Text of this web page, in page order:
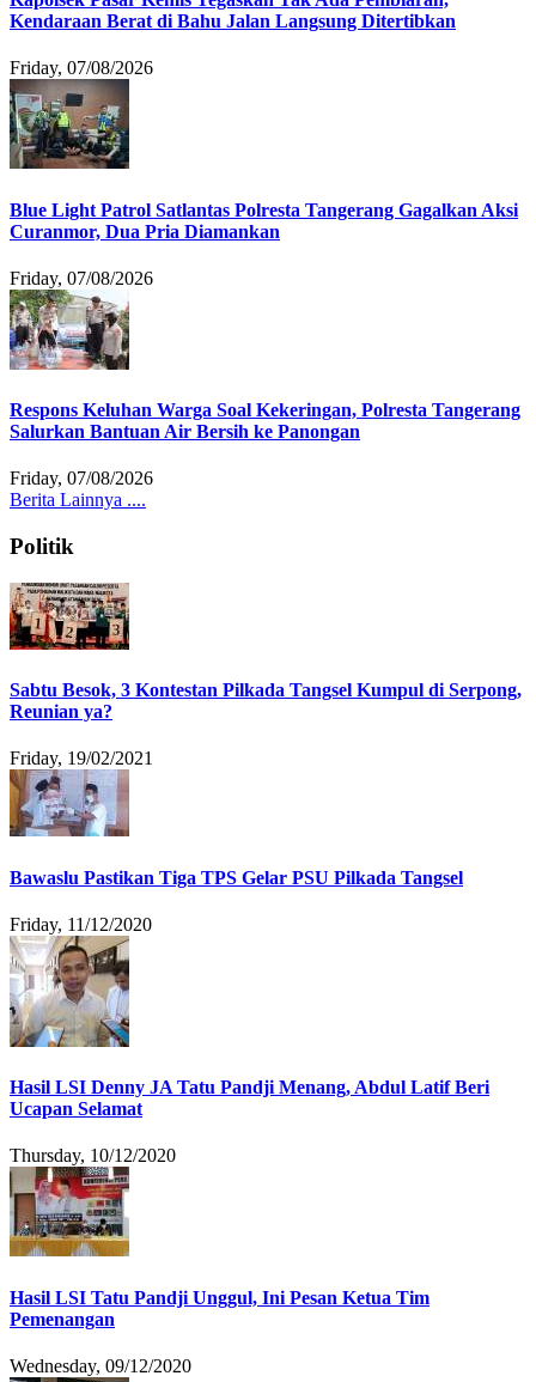
Kendaraan Berat di Bahu Jalan Langsung Ditertibkan
Friday, 07/08/2026
Blue Light Patrol Satlantas Polresta Tangerang Gagalkan Aksi
Curanmor, Dua Pria Diamankan
Friday, 07/08/2026
Respons Keluhan Warga Soal Kekeringan, Polresta Tangerang
Salurkan Bantuan Air Bersih ke Panongan
Friday, 07/08/2026
Berita Lainnya ....
Politik
Sabtu Besok, 3 Kontestan Pilkada Tangsel Kumpul di Serpong,
Reunian ya?
Friday, 19/02/2021
Bawaslu Pastikan Tiga TPS Gelar PSU Pilkada Tangsel
Friday, 11/12/2020
Hasil LSI Denny JA Tatu Pandji Menang, Abdul Latif Beri
Ucapan Selamat
Thursday, 10/12/2020
Hasil LSI Tatu Pandji Unggul, Ini Pesan Ketua Tim
Pemenangan
Wednesday, 09/12/2020